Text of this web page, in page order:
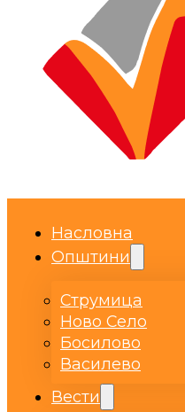
Насловна
Општини
Струмица
Ново Село
Босилово
Василево
Вести